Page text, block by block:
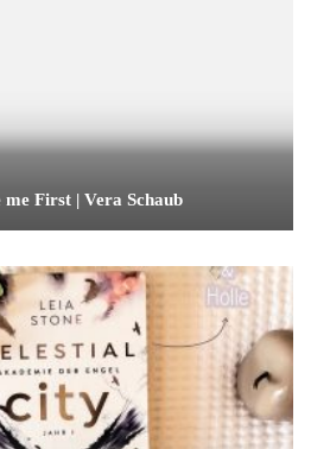
me First | Vera Schaub